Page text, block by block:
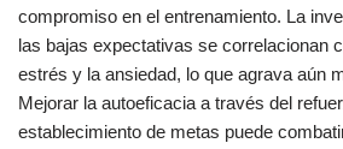
compromiso en el entrenamiento. La
las bajas expectativas se correlacionan
estrés y la ansiedad, lo que agrava aún
Mejorar la autoeficacia a través del
establecimiento de metas puede